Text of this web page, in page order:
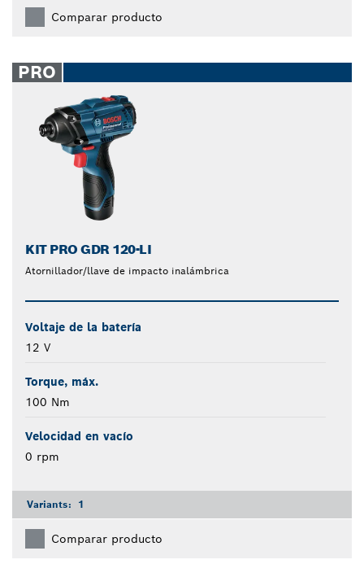
Comparar producto
PRO
KIT PRO GDR 120-LI
Atornillador/llave de impacto inalámbrica
Voltaje de la batería
12 V
Torque, máx.
100 Nm
Velocidad en vacío
0 rpm
Variants: 1
Comparar producto